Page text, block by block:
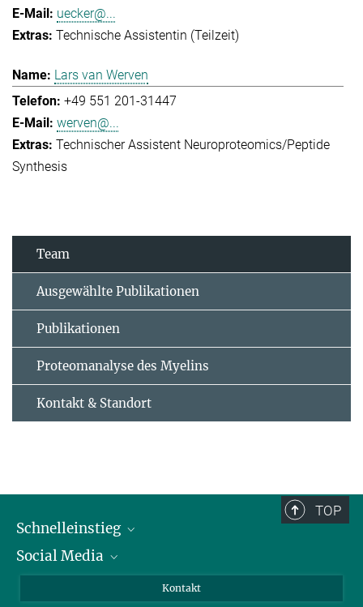
uecker@...
Technische Assistentin (Teilzeit)
Lars van Werven
+49 551 201-31447
werven@...
Technischer Assistent Neuroproteomics/Peptide
Synthesis
Team
Ausgewählte Publikationen
Publikationen
Proteomanalyse des Myelins
Kontakt & Standort
TOP
Schnelleinstieg
Alumni
Social Media
Kontakt